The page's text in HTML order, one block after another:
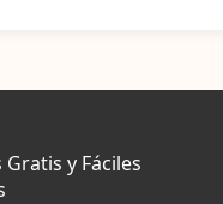
Gratis y Fáciles